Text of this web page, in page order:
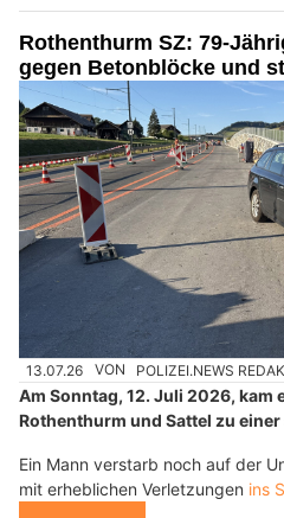
Rothenthurm SZ: 79-
gegen Betonblöcke und
13.07.26 VON POLIZEI.NEWS
Am Sonntag, 12. Juli 2026, kam
Rothenthurm und Sattel zu
Ein Mann verstarb noch auf der
mit erheblichen Verletzungen ins